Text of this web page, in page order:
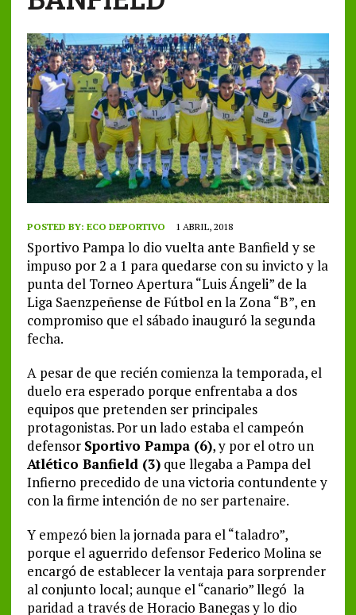
POSTED BY: ECO DEPORTIVO 1 ABRIL, 2018
Sportivo Pampa lo dio vuelta ante Banfield y se
impuso por 2 a 1 para quedarse con su invicto y la
punta del Torneo Apertura “Luis Ángeli” de la
Liga Saenzpeñense de Fútbol en la Zona “B”, en
compromiso que el sábado inauguró la segunda
fecha.
A pesar de que recién comienza la temporada, el
duelo era esperado porque enfrentaba a dos
equipos que pretenden ser principales
protagonistas. Por un lado estaba el campeón
defensor Sportivo Pampa (6), y por el otro un
Atlético Banfield (3)que llegaba a Pampa del
Infierno precedido de una victoria contundente y
con la firme intención de no ser partenaire.
Y empezó bien la jornada para el “taladro”,
porque el aguerrido defensor Federico Molina se
encargó de establecer la ventaja para sorprender
al conjunto local; aunque el “canario” llegó la
paridad a través de Horacio Banegas y lo dio